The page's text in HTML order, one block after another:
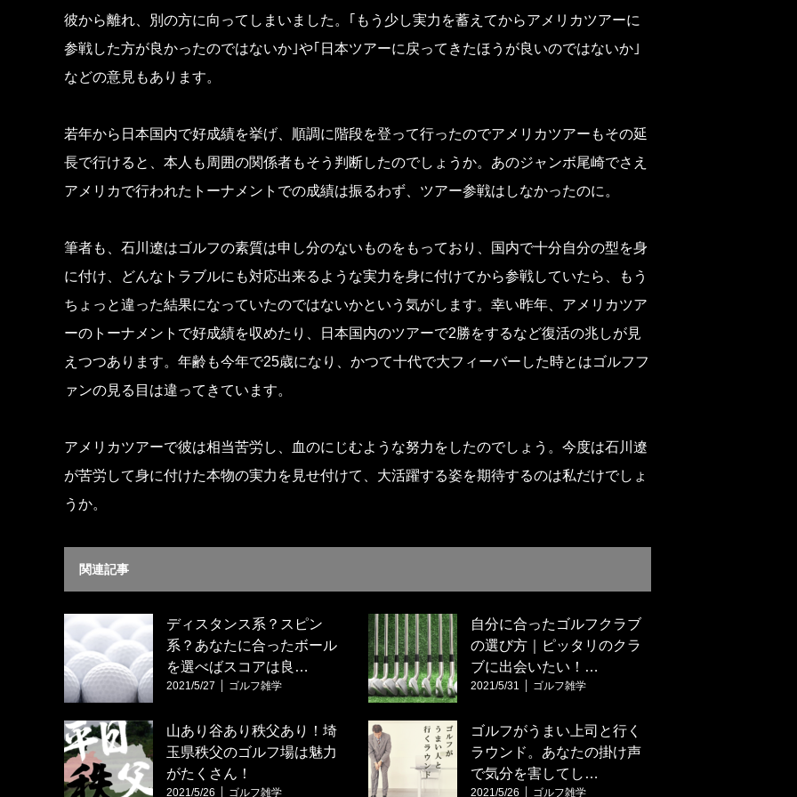
彼から離れ、別の方に向ってしまいました。｢もう少し実力を蓄えてからアメリカツアーに
参戦した方が良かったのではないか｣や｢日本ツアーに戻ってきたほうが良いのではないか｣
などの意見もあります。
若年から日本国内で好成績を挙げ、順調に階段を登って行ったのでアメリカツアーもその延
長で行けると、本人も周囲の関係者もそう判断したのでしょうか。あのジャンボ尾崎でさえ
アメリカで行われたトーナメントでの成績は振るわず、ツアー参戦はしなかったのに。
筆者も、石川遼はゴルフの素質は申し分のないものをもっており、国内で十分自分の型を身
に付け、どんなトラブルにも対応出来るような実力を身に付けてから参戦していたら、もう
ちょっと違った結果になっていたのではないかという気がします。幸い昨年、アメリカツア
ーのトーナメントで好成績を収めたり、日本国内のツアーで2勝をするなど復活の兆しが見
えつつあります。年齢も今年で25歳になり、かつて十代で大フィーバーした時とはゴルフフ
ァンの見る目は違ってきています。
アメリカツアーで彼は相当苦労し、血のにじむような努力をしたのでしょう。今度は石川遼
が苦労して身に付けた本物の実力を見せ付けて、大活躍する姿を期待するのは私だけでしょ
うか。
関連記事
ディスタンス系？スピン
系？あなたに合ったボール
を選べばスコアは良…
2021/5/27 ゴルフ雑学
自分に合ったゴルフクラブ
の選び方｜ピッタリのクラ
ブに出会いたい！…
2021/5/31 ゴルフ雑学
山あり谷あり秩父あり！埼
玉県秩父のゴルフ場は魅力
がたくさん！
2021/5/26 ゴルフ雑学
ゴルフがうまい上司と行く
ラウンド。あなたの掛け声
で気分を害してし…
2021/5/26 ゴルフ雑学